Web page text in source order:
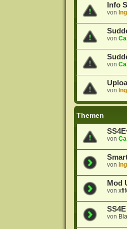
Info
von
von
von
von
Themen
von
von
Mod
von
von